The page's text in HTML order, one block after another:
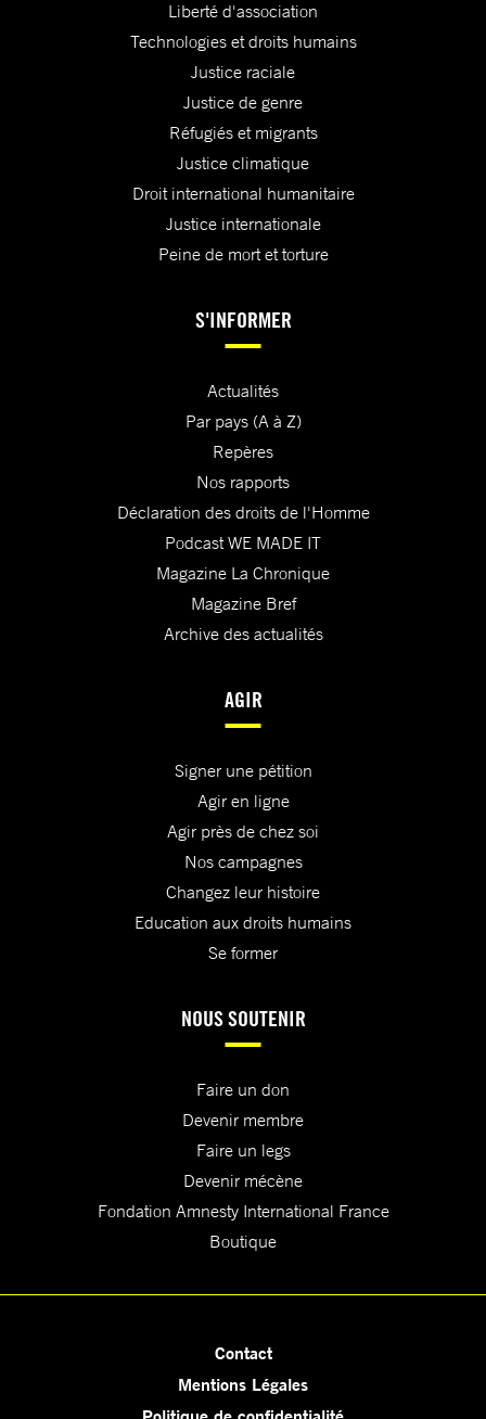
Liberté d'association
Technologies et droits humains
Justice raciale
Justice de genre
Réfugiés et migrants
Justice climatique
Droit international humanitaire
Justice internationale
Peine de mort et torture
S'INFORMER
Actualités
Par pays (A à Z)
Repères
Nos rapports
Déclaration des droits de l'Homme
Podcast WE MADE IT
Magazine La Chronique
Magazine Bref
Archive des actualités
AGIR
Signer une pétition
Agir en ligne
Agir près de chez soi
Nos campagnes
Changez leur histoire
Education aux droits humains
Se former
NOUS SOUTENIR
Faire un don
Devenir membre
Faire un legs
Devenir mécène
Fondation Amnesty International France
Boutique
Contact
Mentions Légales